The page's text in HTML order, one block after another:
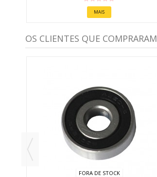
MAIS
OS CLIENTES QUE
FORA DE STOCK